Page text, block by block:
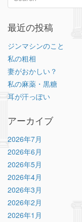
最近の投稿
ジンマシンのこと
私の粗相
妻がおかしい？
私の麻薬・黒糖
耳が汗っぽい
アーカイブ
2026年7月
2026年6月
2026年5月
2026年4月
2026年3月
2026年2月
2026年1月